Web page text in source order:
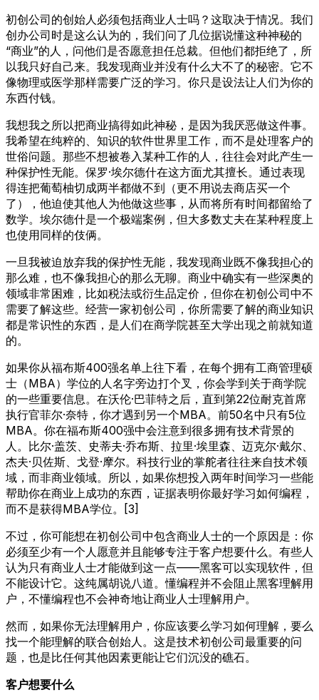
初创公司的创始人必须包括商业人士吗？这取决于情况。我们
创办公司时是这么认为的，我们问了几位据说懂这种神秘的
“商业”的人，问他们是否愿意担任总裁。但他们都拒绝了，所
以我只好自己来。我发现商业并没有什么大不了的秘密。它不
像物理或医学那样需要广泛的学习。你只是设法让人们为你的
东西付钱。
我想我之所以把商业搞得如此神秘，是因为我厌恶做这件事。
我希望在纯粹的、知识的软件世界里工作，而不是处理客户的
世俗问题。那些不想被卷入某种工作的人，往往会对此产生一
种保护性无能。保罗·埃尔德什在这方面尤其擅长。通过表现
得连把葡萄柚切成两半都做不到（更不用说去商店买一个
了），他迫使其他人为他做这些事，从而将所有时间都留给了
数学。埃尔德什是一个极端案例，但大多数丈夫在某种程度上
也使用同样的伎俩。
一旦我被迫放弃我的保护性无能，我发现商业既不像我担心的
那么难，也不像我担心的那么无聊。商业中确实有一些深奥的
领域非常困难，比如税法或衍生品定价，但你在初创公司中不
需要了解这些。经营一家初创公司，你所需要了解的商业知识
都是常识性的东西，是人们在商学院甚至大学出现之前就知道
的。
如果你从福布斯400强名单上往下看，在每个拥有工商管理硕
士（MBA）学位的人名字旁边打个叉，你会学到关于商学院
的一些重要信息。在沃伦·巴菲特之后，直到第22位耐克首席
执行官菲尔·奈特，你才遇到另一个MBA。前50名中只有5位
MBA。你在福布斯400强中会注意到很多拥有技术背景的
人。比尔·盖茨、史蒂夫·乔布斯、拉里·埃里森、迈克尔·戴尔、
杰夫·贝佐斯、戈登·摩尔。科技行业的掌舵者往往来自技术领
域，而非商业领域。所以，如果你想投入两年时间学习一些能
帮助你在商业上成功的东西，证据表明你最好学习如何编程，
而不是获得MBA学位。[3]
不过，你可能想在初创公司中包含商业人士的一个原因是：你
必须至少有一个人愿意并且能够专注于客户想要什么。有些人
认为只有商业人士才能做到这一点——黑客可以实现软件，但
不能设计它。这纯属胡说八道。懂编程并不会阻止黑客理解用
户，不懂编程也不会神奇地让商业人士理解用户。
然而，如果你无法理解用户，你应该要么学习如何理解，要么
找一个能理解的联合创始人。这是技术初创公司最重要的问
题，也是比任何其他因素更能让它们沉没的礁石。
客户想要什么